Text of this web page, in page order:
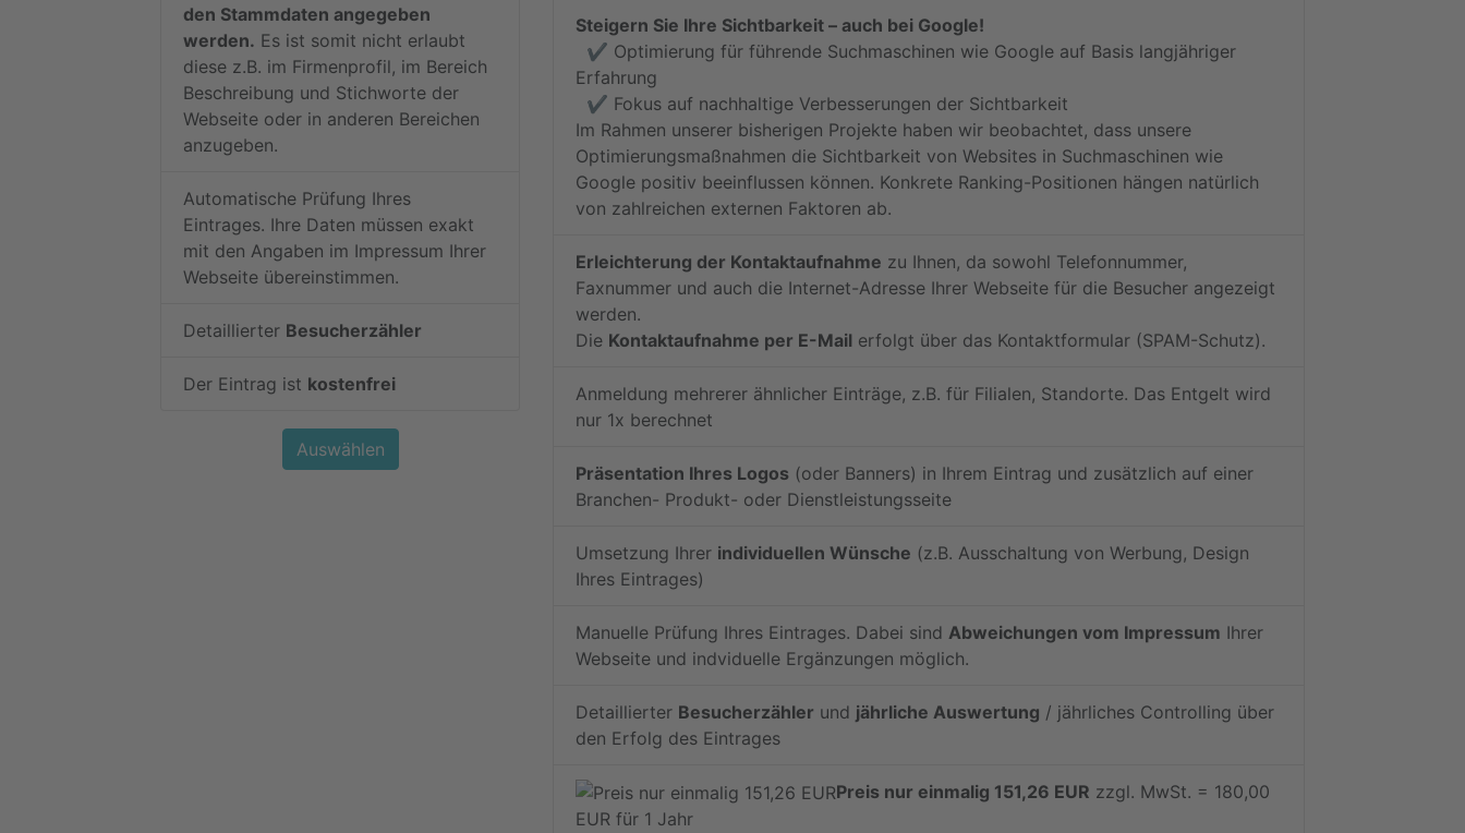
den Stammdaten angegeben
werden. Es ist somit nicht erlaubt
diese z.B. im Firmenprofil, im Bereich
Beschreibung und Stichworte der
Webseite oder in anderen Bereichen
anzugeben.
Automatische Prüfung Ihres
Eintrages. Ihre Daten müssen exakt
mit den Angaben im Impressum Ihrer
Webseite übereinstimmen.
Detaillierter Besucherzähler
Der Eintrag ist kostenfrei
Auswählen
Steigern Sie Ihre Sichtbarkeit – auch bei Google!
✔️ Optimierung für führende Suchmaschinen wie Google auf Basis langjähriger
Erfahrung
✔️ Fokus auf nachhaltige Verbesserungen der Sichtbarkeit
Im Rahmen unserer bisherigen Projekte haben wir beobachtet, dass unsere
Optimierungsmaßnahmen die Sichtbarkeit von Websites in Suchmaschinen wie
Google positiv beeinflussen können. Konkrete Ranking-Positionen hängen natürlich
von zahlreichen externen Faktoren ab.
Erleichterung der Kontaktaufnahme zu Ihnen, da sowohl Telefonnummer,
Faxnummer und auch die Internet-Adresse Ihrer Webseite für die Besucher angezeigt
werden.
Die Kontaktaufnahme per E-Mail erfolgt über das Kontaktformular (SPAM-Schutz).
Anmeldung mehrerer ähnlicher Einträge, z.B. für Filialen, Standorte. Das Entgelt wird
nur 1x berechnet
Präsentation Ihres Logos (oder Banners) in Ihrem Eintrag und zusätzlich auf einer
Branchen- Produkt- oder Dienstleistungsseite
Umsetzung Ihrer individuellen Wünsche (z.B. Ausschaltung von Werbung, Design
Ihres Eintrages)
Manuelle Prüfung Ihres Eintrages. Dabei sind Abweichungen vom Impressum Ihrer
Webseite und indviduelle Ergänzungen möglich.
Detaillierter Besucherzähler und jährliche Auswertung / jährliches Controlling über
den Erfolg des Eintrages
Preis nur einmalig 151,26 EUR zzgl. MwSt. = 180,00
EUR für 1 Jahr